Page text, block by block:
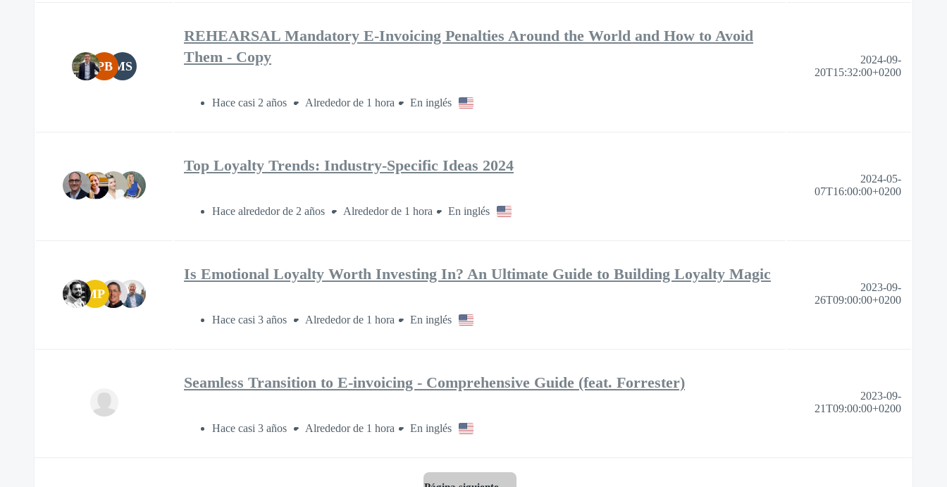
PB MS
REHEARSAL Mandatory E-Invoicing Penalties Around the World and How to Avoid
Them - Copy
Hace casi 2 años Alrededor de 1 hora En inglés
2024-09-
20T15:32:00+0200
Top Loyalty Trends: Industry-Specific Ideas 2024
Hace alrededor de 2 años Alrededor de 1 hora En inglés
2024-05-
07T16:00:00+0200
MP
Is Emotional Loyalty Worth Investing In? An Ultimate Guide to Building Loyalty Magic
Hace casi 3 años Alrededor de 1 hora En inglés
2023-09-
26T09:00:00+0200
Seamless Transition to E‑invoicing ‑ Comprehensive Guide (feat. Forrester)
Hace casi 3 años Alrededor de 1 hora En inglés
2023-09-
21T09:00:00+0200